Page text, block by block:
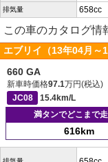
排気量 658cc
この車のカタログ情
エブリイ（13年04月～
660 GA
新車時価格97.1万円(税込)
JC08
15.4km/L
満タンでどこまで
616km